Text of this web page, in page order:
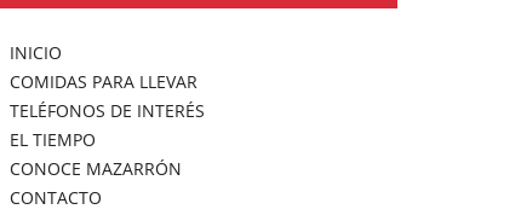
INICIO
COMIDAS PARA LLEVAR
TELÉFONOS DE INTERÉS
EL TIEMPO
CONOCE MAZARRÓN
CONTACTO